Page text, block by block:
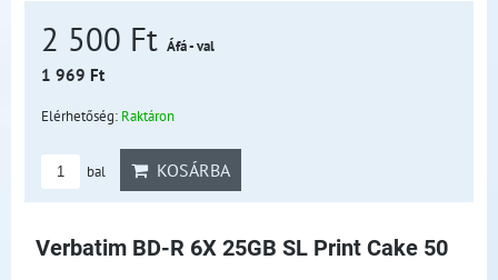
2 500 Ft Áfá - val
1 969 Ft
Elérhetőség: Raktáron
bal KOSÁRBA
Verbatim BD-R 6X 25GB SL Print Cake 50